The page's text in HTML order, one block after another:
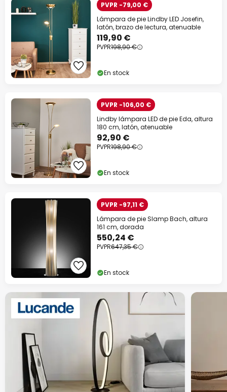
PVPR -79,00 €
Lámpara de pie Lindby LED Josefin,
latón, brazo de lectura, atenuable
119,90 €
PVPR198,90 €
En stock
PVPR -106,00 €
Lindby lámpara LED de pie Eda, altura
180 cm, latón, atenuable
92,90 €
PVPR198,90 €
En stock
PVPR -97,11 €
Lámpara de pie Slamp Bach, altura
161 cm, dorada
550,24 €
PVPR647,35 €
En stock